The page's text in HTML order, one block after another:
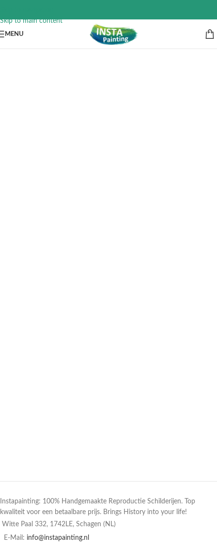
Skip to main content
MENU
Instapainting: 100% Handgemaakte Reproductie Schilderijen. Top
kwaliteit voor een betaalbare prijs. Brings History into your life!
Witte Paal 332, 1742LE, Schagen (NL)
E-Mail: info@instapainting.nl